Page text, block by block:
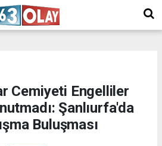
Cemiyeti Engelliler
Şanlıurfa'da
Buluşması